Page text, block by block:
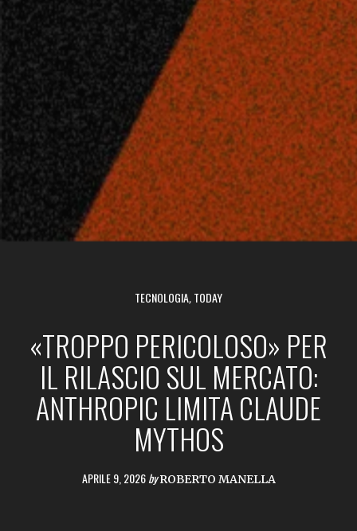
TECNOLOGIA,TODAY
«TROPPO PERICOLOSO» PER
IL RILASCIO SUL MERCATO:
ANTHROPIC LIMITA CLAUDE
MYTHOS
APRILE 9, 2026 by ROBERTO MANELLA